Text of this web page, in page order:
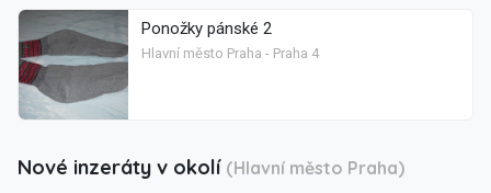
Ponožky pánské 2
Hlavní město Praha - Praha 4
Nové inzeráty v okolí (Hlavní město Praha)